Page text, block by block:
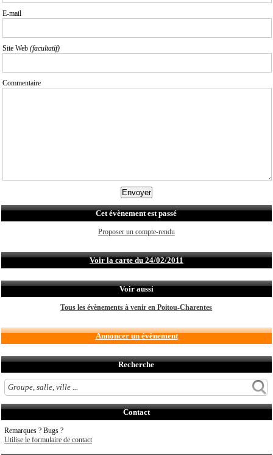
E-mail
Site Web (facultatif)
Commentaire
Cet évènement est passé
Proposer un compte-rendu
Voir la carte du 24/02/2011
Voir aussi
Tous les évènements à venir en Poitou-Charentes
Annoncer un évènement
Recherche
Contact
Remarques ? Bugs ?
Utilise le formulaire de contact